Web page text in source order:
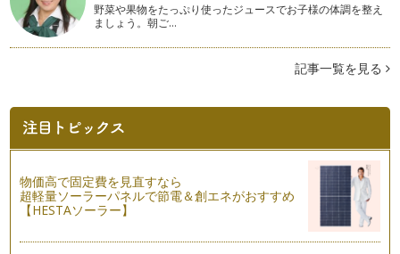
中学受験事情～志望校選び①～
長い中学受験期間を支えてくれる大きな原動力が「志望校」。
一番理想的なのは …
るらしく、算数カフェでも人…
中学受験事情～その②～
今回は、前回に引き続き中学受験事情についてです。 前回、
中学受験は首都圏で5人に１…
3学期が始まり、幼稚園や小学校では卒園式・卒業式に向けた
野菜や果物をたっぷり使ったジュースでお子様の体調を整え
ましょう。朝ご…
記事一覧を見る
物価高で固定費を見直すなら
超軽量ソーラーパネルで節電＆創エネがおすすめ
【HESTAソーラー】